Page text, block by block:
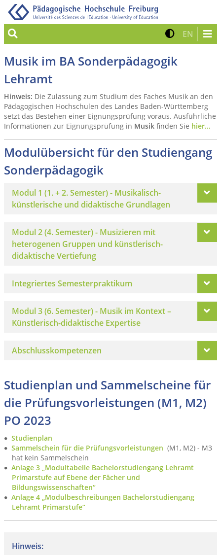
Suche Kontrast
EN Zur
Musik im BA Sonderpädagogik
Lehramt
Hinweis: Die Zulassung zum Studium des Faches Musik an den
Pädagogischen Hochschulen des Landes Baden-Württemberg
setzt das Bestehen einer Eignungsprüfung voraus. Ausführliche
Informationen zur Eignungsprüfung in Musik finden Sie hier...
Modulübersicht für den Studiengang
Sonderpädagogik
Modul 1 (1. + 2. Semester) - Musikalisch-
künstlerische und didaktische Grundlagen
Modul 2 (4. Semester) - Musizieren mit
heterogenen Gruppen und künstlerisch-
didaktische Vertiefung
Integriertes Semesterpraktikum
Modul 3 (6. Semester) - Musik im Kontext –
Künstlerisch-didaktische Expertise
Abschlusskompetenzen
Studienplan und Sammelscheine für
die Prüfungsvorleistungen (M1, M2)
PO 2023
Studienplan
Sammelschein für die Prüfungsvorleistungen (M1, M2) - M3
hat kein Sammelschein
Anlage 3 „Modultabelle Bachelorstudiengang Lehramt
Primarstufe auf Ebene der Fächer und
Bildungswissenschaften“
Anlage 4 „Modulbeschreibungen Bachelorstudiengang
Lehramt Primarstufe“
Hinweis: